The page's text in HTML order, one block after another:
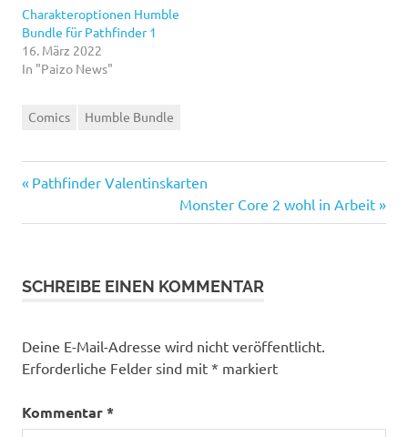
Charakteroptionen Humble
Bundle für Pathfinder 1
16. März 2022
In "Paizo News"
Comics Humble Bundle
Beitragsnavigation
Vorheriger
Pathfinder Valentinskarten
Nächster
Beitrag:
Monster Core 2 wohl in Arbeit
SCHREIBE EINEN KOMMENTAR
Deine E-Mail-Adresse wird nicht veröffentlicht.
Erforderliche Felder sind mit * markiert
Kommentar*